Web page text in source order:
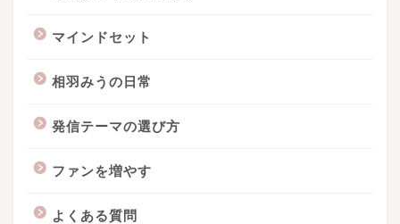
マインドセット
相羽みうの日常
発信テーマの選び方
ファンを増やす
よくある質問